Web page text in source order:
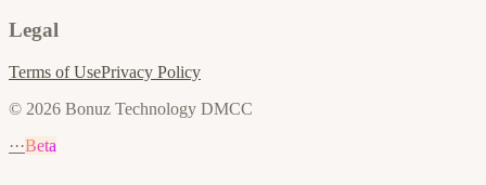
Legal
Terms of UsePrivacy Policy
© 2026 Bonuz Technology DMCC
···Beta